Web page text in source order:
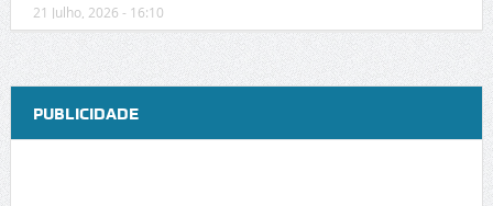
21 Julho, 2026 - 16:10
PUBLICIDADE